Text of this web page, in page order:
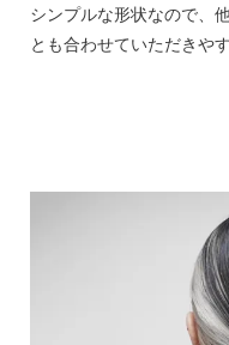
シンプルな形状なので、
とも合わせていただきや